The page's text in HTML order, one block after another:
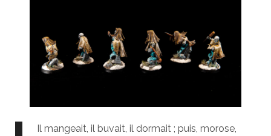
Il mangeait, il buvait, il dormait ; puis, morose,